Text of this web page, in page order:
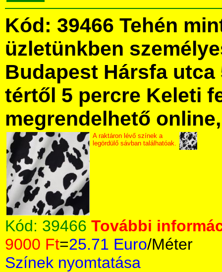
Kód: 39466 Tehén
üzletünkben
Budapest Hársfa utca
tértől 5 percre Keleti
megrendelhető
A raktáron lévő színek a
legördülő sávban találhatóak.
Kód: 39466 További
9000 Ft=25.71 Euro/Méter
Színek nyomtatása